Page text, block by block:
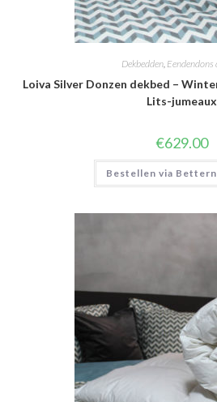
Dekbedden, Eendendons
Loiva Silver Donzen dekbed –
Lits-jumeaux
€629.00
Bestellen via